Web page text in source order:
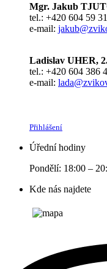
Mgr. Jakub
tel.: +420 604 59
e-mail:
Ladislav UHER,
tel.: +420 604 386
e-mail:
Přihlášení
Úřední hodiny
Pondělí: 18:00 –
Kde nás najdete